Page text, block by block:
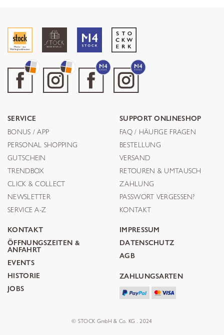
SERVICE
BONUS / APP
PERSONAL SHOPPING
GUTSCHEIN
TRENDBOX
CLICK & COLLECT
NEWSLETTER
SERVICE A-Z
SUPPORT ONLINESHOP
FAQ / HÄUFIGE FRAGEN
BESTELLUNG
VERSAND
RETOUREN & UMTAUSCH
ZAHLUNG
PASSWORT VERGESSEN?
KONTAKT
KONTAKT
ÖFFNUNGSZEITEN &
ANFAHRT
EVENTS
HISTORIE
JOBS
IMPRESSUM
DATENSCHUTZ
AGB
ZAHLUNGSARTEN
© STOCK GmbH & Co. KG . 2024